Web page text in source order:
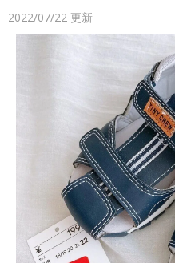
2022/07/22 更新